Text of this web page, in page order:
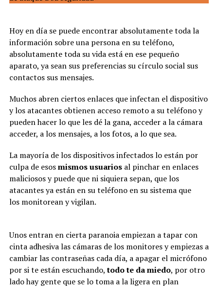
Hoy en día se puede encontrar absolutamente toda la
información sobre una persona en su teléfono,
absolutamente toda su vida está en ese pequeño
aparato, ya sean sus preferencias su círculo social sus
contactos sus mensajes.
Muchos abren ciertos enlaces que infectan el dispositivo
y los atacantes obtienen acceso remoto a su teléfono y
pueden hacer lo que les dé la gana, acceder a la cámara
acceder, a los mensajes, a los fotos, a lo que sea.
La mayoría de los dispositivos infectados lo están por
culpa de esosmismos usuariosal pinchar en enlaces
maliciosos y puede que ni siquiera sepan, que los
atacantes ya están en su teléfono en su sistema que
los monitorean y vigilan.
Unos entran en cierta paranoia empiezan a tapar con
cinta adhesiva las cámaras de los monitores y empiezas a
cambiar las contraseñas cada día, a apagar el micrófono
por si te están escuchando,todo te da miedo, por otro
lado hay gente que se lo toma a la ligera en plan